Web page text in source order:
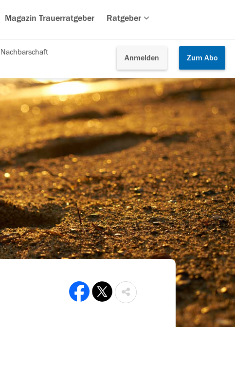
Magazin Trauerratgeber Ratgeber
Anmelden Zum Abo
Nachbarschaft